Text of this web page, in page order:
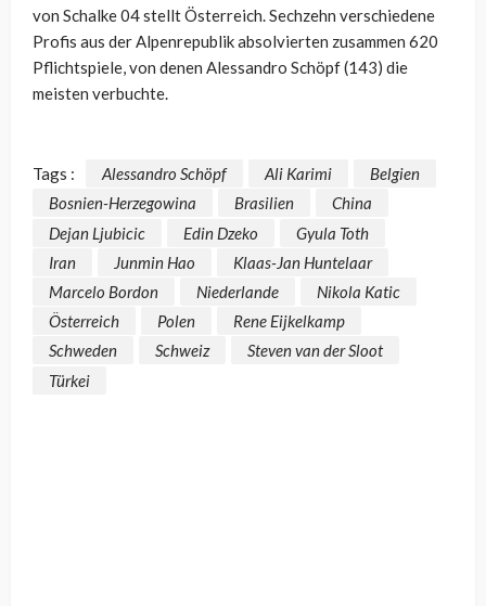
von Schalke 04 stellt Österreich. Sechzehn verschiedene
Profis aus der Alpenrepublik absolvierten zusammen 620
Pflichtspiele, von denen Alessandro Schöpf (143) die
meisten verbuchte.
Tags : Alessandro Schöpf Ali Karimi
Belgien
Bosnien-Herzegowina
Brasilien
China
Dejan Ljubicic
Edin Dzeko
Gyula Toth
Iran
Junmin Hao
Klaas-Jan Huntelaar
Marcelo Bordon
Niederlande
Nikola Katic
Österreich
Polen
Rene Eijkelkamp
Schweden
Schweiz
Steven van der Sloot
Türkei